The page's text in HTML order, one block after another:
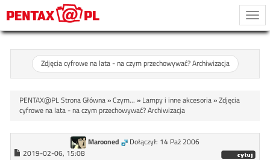
Zdjęcia cyfrowe na lata - na czym przechowywać? Archiwizacja
PENTAX@PL Strona Główna»Czym... » Lampy i inne akcesoria»Zdjęcia
cyfrowe na lata - na czym przechowywać? Archiwizacja
Marooned
Dołączył: 14 Paź 2006
2019-02-06, 15:08